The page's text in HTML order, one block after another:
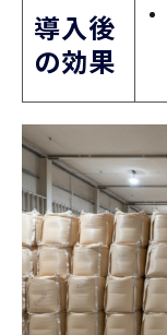
導入後
の効果